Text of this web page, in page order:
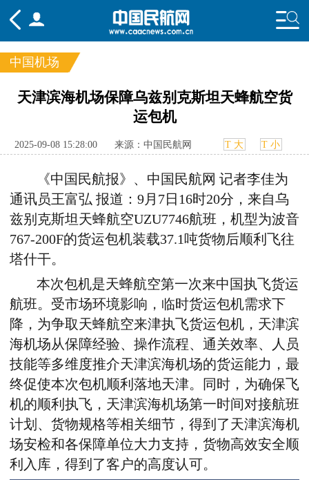
频道
国内
航图 智库 专题 舆情
中国机场
天津滨海机场保障乌兹别克斯坦天蜂航空货
运包机
2025-09-08 15:28:00 来源：中国民航网 T 大 T 小
《中国民航报》、中国民航网 记者李佳为
通讯员王富弘 报道 ： 9月7日16时20分，来自乌
兹别克斯坦天蜂航空UZU7746航班，机型为波音
767-200F的货运包机装载37.1吨货物后顺利飞往
塔什干。
本次包机是天蜂航空第一次来中国执飞货运
航班。受市场环境影响，临时货运包机需求下
降，为争取天蜂航空来津执飞货运包机，天津滨
海机场从保障经验、操作流程、通关效率、人员
技能等多维度推介天津滨海机场的货运能力，最
终促使本次包机顺利落地天津。同时，为确保飞
机的顺利执飞，天津滨海机场第一时间对接航班
计划、货物规格等相关细节，得到了天津滨海机
场安检和各保障单位大力支持，货物高效安全顺
利入库，得到了客户的高度认可。